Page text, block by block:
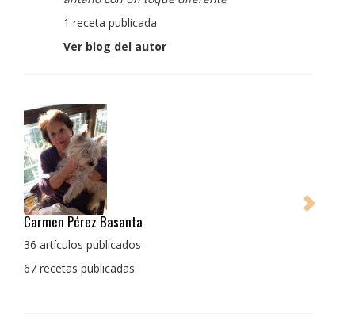
1 receta publicada
Ver blog del autor
Pedro Manuel Collado Cruz
La cocina para mi es producto bien tratado sin
con un toque diferente